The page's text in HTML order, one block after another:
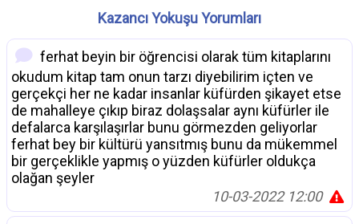
Kazancı Yokuşu Yorumları
ferhat beyin bir öğrencisi olarak tüm kitaplarını
okudum kitap tam onun tarzı diyebilirim içten ve
gerçekçi her ne kadar insanlar küfürden şikayet etse
de mahalleye çıkıp biraz dolaşsalar aynı küfürler ile
defalarca karşılaşırlar bunu görmezden geliyorlar
ferhat bey bir kültürü yansıtmış bunu da mükemmel
bir gerçeklikle yapmış o yüzden küfürler oldukça
olağan şeyler
10-03-2022 12:00